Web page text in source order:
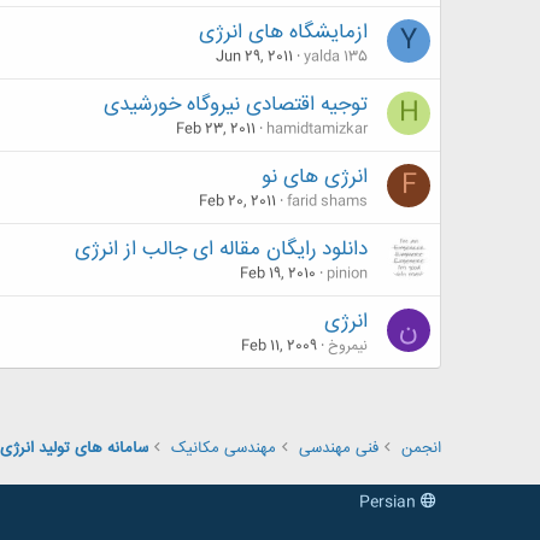
Y ازمایشگاه های انرژی
yalda 135
Jun 29, 2011
H توجیه اقتصادی نیروگاه خورشیدی
hamidtamizkar
Feb 23, 2011
F انرژی های نو
farid shams
Feb 20, 2011
دانلود رایگان مقاله ای جالب از انرژی
pinion
Feb 19, 2010
ن انرژی
نیمروخ Feb 11, 2009
انجمن فنی مهندسی مهندسی مکانیک سامانه های تولید